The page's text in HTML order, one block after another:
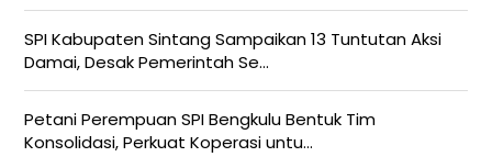
SPI Kabupaten Sintang Sampaikan 13 Tuntutan Aksi
Damai, Desak Pemerintah Se...
Petani Perempuan SPI Bengkulu Bentuk Tim
Konsolidasi, Perkuat Koperasi untu...